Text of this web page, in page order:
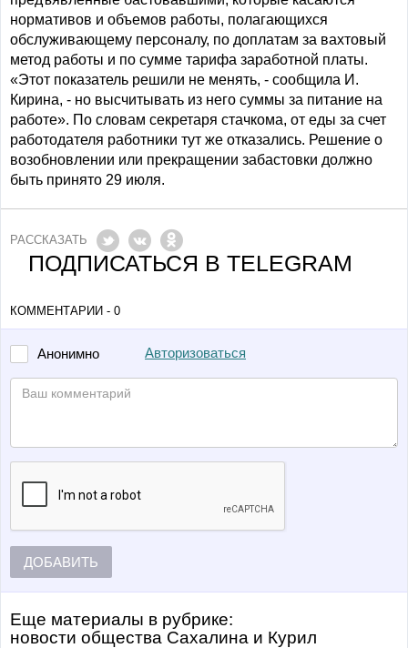
нормативов и объемов работы, полагающихся
обслуживающему персоналу, по доплатам за вахтовый
метод работы и по сумме тарифа заработной платы.
«Этот показатель решили не менять, - сообщила И.
Кирина, - но высчитывать из него суммы за питание на
работе». По словам секретаря стачкома, от еды за счет
работодателя работники тут же отказались. Решение о
возобновлении или прекращении забастовки должно
быть принято 29 июля.
РАССКАЗАТЬ
ПОДПИСАТЬСЯ В TELEGRAM
КОММЕНТАРИИ - 0
Анонимно Авторизоваться
ДОБАВИТЬ
Еще материалы в рубрике:
Новости общества Сахалина и Курил